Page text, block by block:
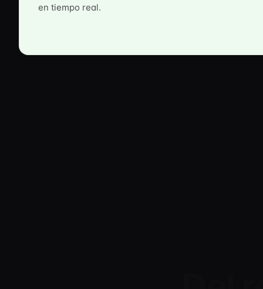
en tiempo real.